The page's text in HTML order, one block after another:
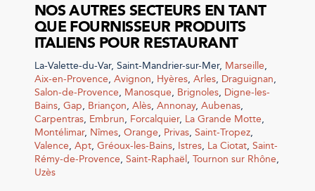
NOS AUTRES SECTEURS EN TANT
QUE FOURNISSEUR PRODUITS
ITALIENS POUR RESTAURANT
La-Valette-du-Var, Saint-Mandrier-sur-Mer, Marseille,
Aix-en-Provence, Avignon, Hyères, Arles, Draguignan,
Salon-de-Provence, Manosque, Brignoles, Digne-les-
Bains, Gap, Briançon, Alès, Annonay, Aubenas,
Carpentras, Embrun, Forcalquier, La Grande Motte,
Montélimar, Nîmes, Orange, Privas, Saint-Tropez,
Valence, Apt, Gréoux-les-Bains, Istres, La Ciotat, Saint-
Rémy-de-Provence, Saint-Raphaël , Tournon sur Rhône,
Uzès